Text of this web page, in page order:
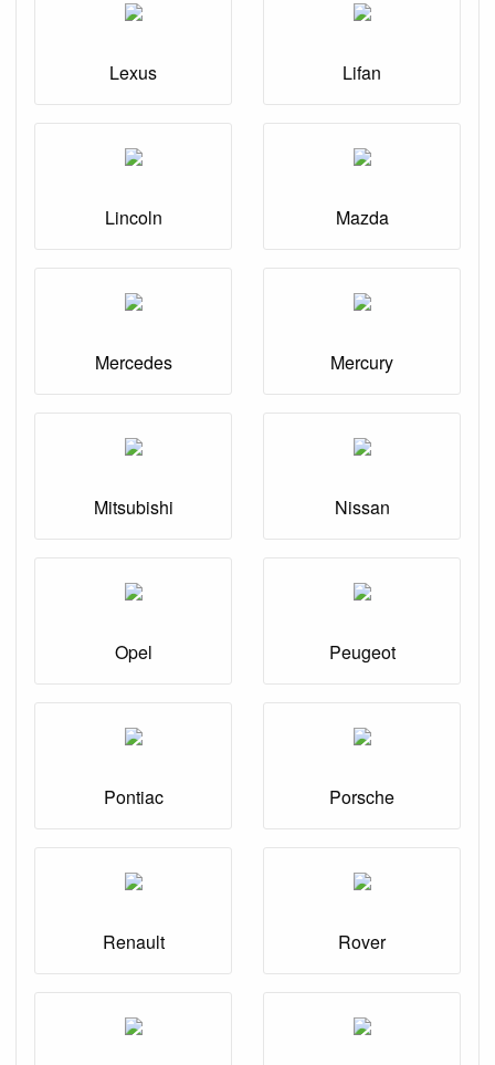
Lexus Lifan
Lincoln Mazda
Mercedes Mercury
Mitsubishi Nissan
Opel Peugeot
Pontiac Porsche
Renault Rover